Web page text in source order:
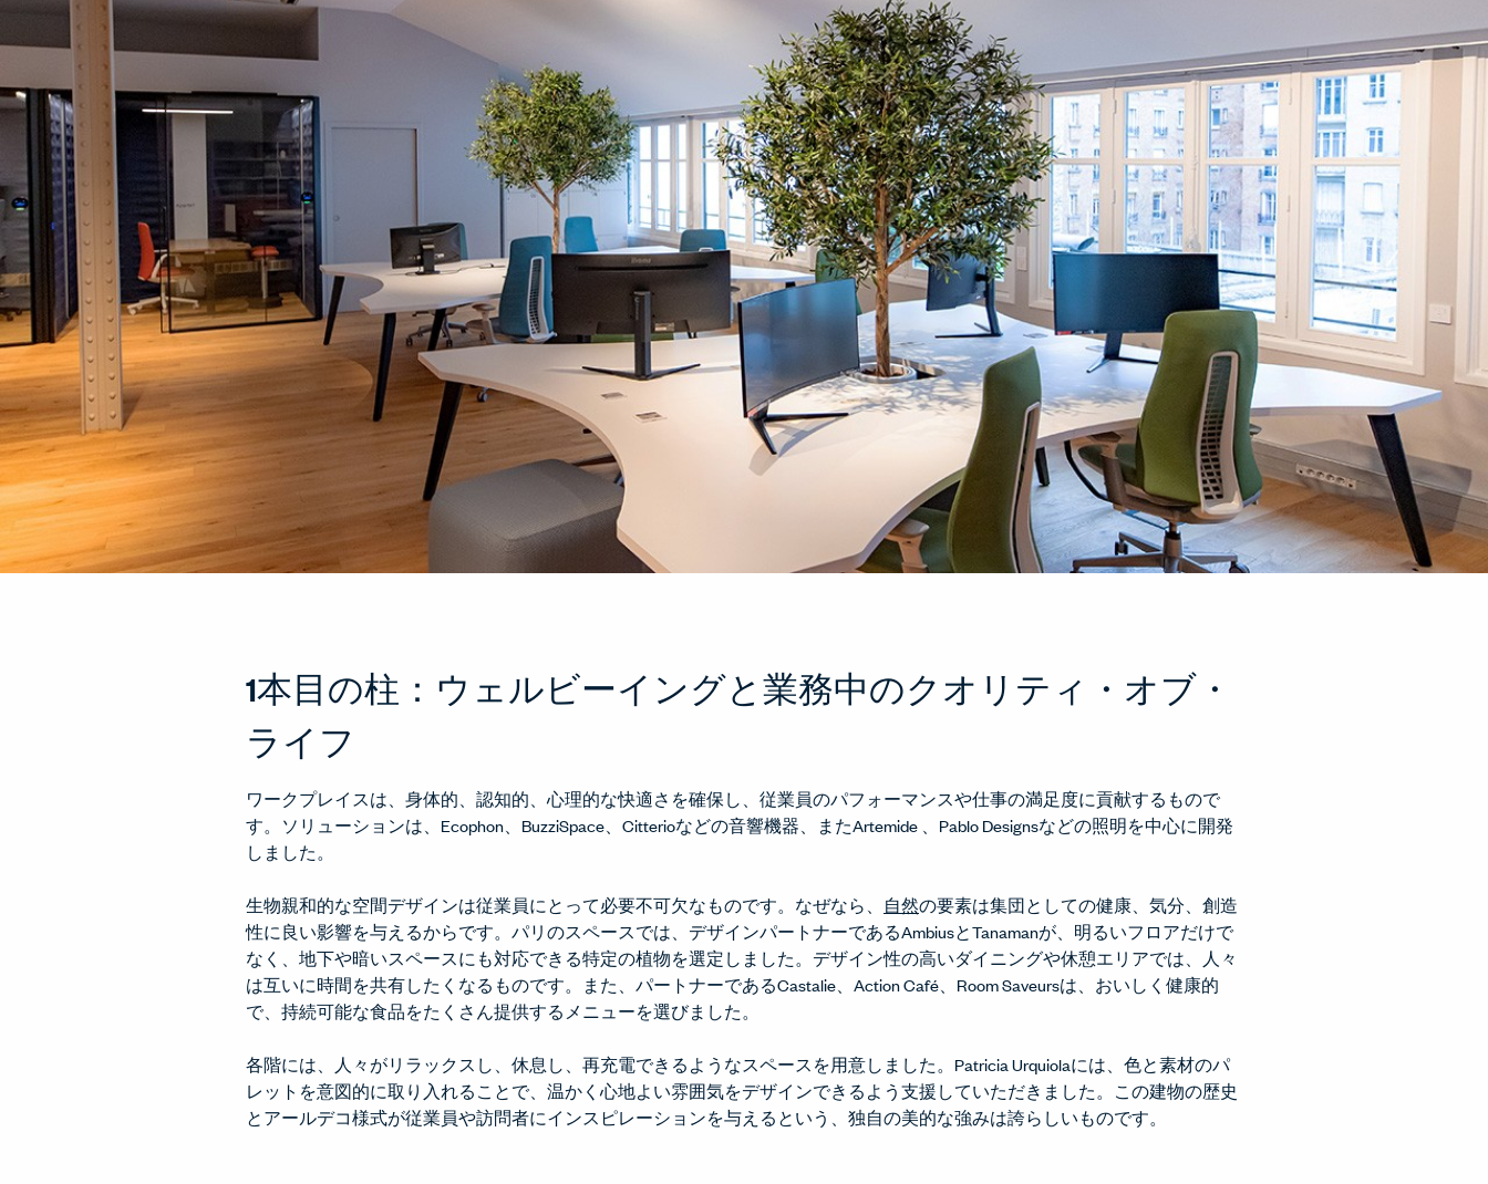
1本目の柱：ウェルビーイングと業務中のクオリティ・オブ・
ライフ
ワークプレイスは、身体的、認知的、心理的な快適さを確保し、従業員のパフォーマンスや仕事の満足度に貢献するもので
す。ソリューションは、Ecophon、BuzziSpace、Citterioなどの音響機器、またArtemide 、Pablo Designsなどの照明を中心に開発
しました。
生物親和的な空間デザインは従業員にとって必要不可欠なものです。なぜなら、 自然の要素は集団としての健康、気分、創造
性に良い影響を与えるからです。パリのスペースでは、デザインパートナーであるAmbiusとTanamanが、明るいフロアだけで
なく、地下や暗いスペースにも対応できる特定の植物を選定しました。デザイン性の高いダイニングや休憩エリアでは、人々
は互いに時間を共有したくなるものです。また、パートナーであるCastalie、Action Café、Room Saveursは、おいしく健康的
で、持続可能な食品をたくさん提供するメニューを選びました。
各階には、人々がリラックスし、休息し、再充電できるようなスペースを用意しました。Patricia Urquiolaには、色と素材のパ
レットを意図的に取り入れることで、温かく心地よい雰囲気をデザインできるよう支援していただきました。この建物の歴史
とアールデコ様式が従業員や訪問者にインスピレーションを与えるという、独自の美的な強みは誇らしいものです。